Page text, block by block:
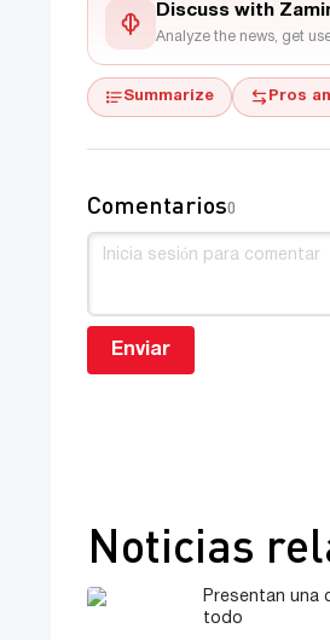
Discuss with
Analyze the news, get
Summarize Pros
Comentarios0
Enviar
Noticias
Presentan una
todo